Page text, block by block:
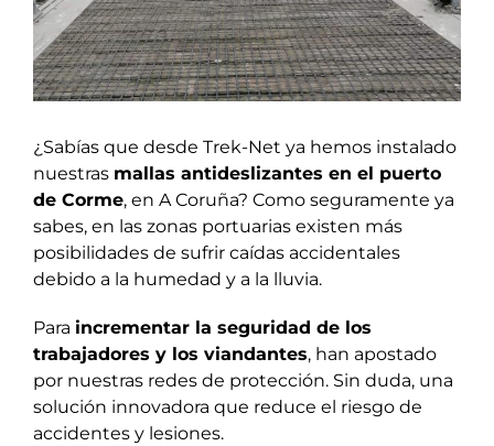
¿Sabías que desde Trek-Net ya hemos instalado
nuestras mallas antideslizantes en el puerto
de Corme, en A Coruña? Como seguramente ya
sabes, en las zonas portuarias existen más
posibilidades de sufrir caídas accidentales
debido a la humedad y a la lluvia.
Para incrementar la seguridad de los
trabajadores y los viandantes, han apostado
por nuestras redes de protección. Sin duda, una
solución innovadora que reduce el riesgo de
accidentes y lesiones.